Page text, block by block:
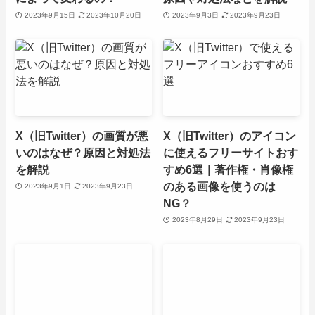
2023年9月15日 2023年10月20日 2023年9月3日 2023年9月23日
X（旧Twitter）の画質が悪
いのはなぜ？原因と対処法
を解説
2023年9月1日 2023年9月23日
X（旧Twitter）のアイコン
に使えるフリーサイトおす
すめ6選｜著作権・肖像権
のある画像を使うのは
NG？
2023年8月29日 2023年9月23日